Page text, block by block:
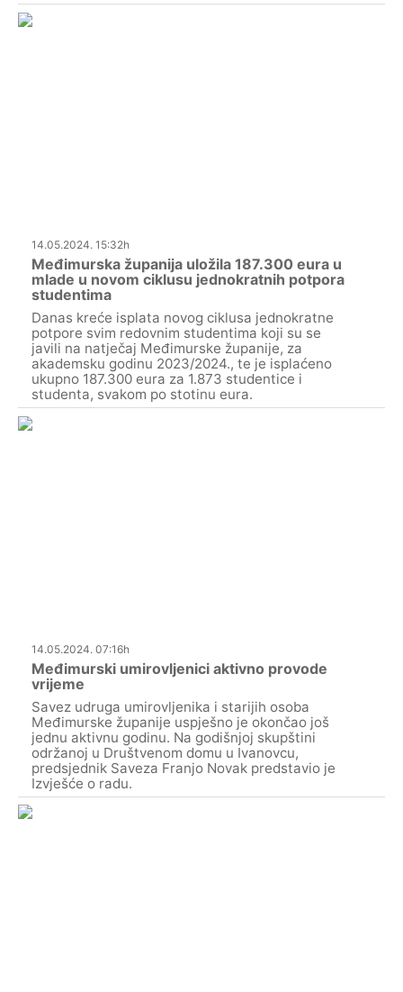
14.05.2024. 15:32h
Međimurska županija uložila 187.300 eura u
mlade u novom ciklusu jednokratnih potpora
studentima
Danas kreće isplata novog ciklusa jednokratne
potpore svim redovnim studentima koji su se
javili na natječaj Međimurske županije, za
akademsku godinu 2023/2024., te je isplaćeno
ukupno 187.300 eura za 1.873 studentice i
studenta, svakom po stotinu eura.
14.05.2024. 07:16h
Međimurski umirovljenici aktivno provode
vrijeme
Savez udruga umirovljenika i starijih osoba
Međimurske županije uspješno je okončao još
jednu aktivnu godinu. Na godišnjoj skupštini
održanoj u Društvenom domu u Ivanovcu,
predsjednik Saveza Franjo Novak predstavio je
Izvješće o radu.